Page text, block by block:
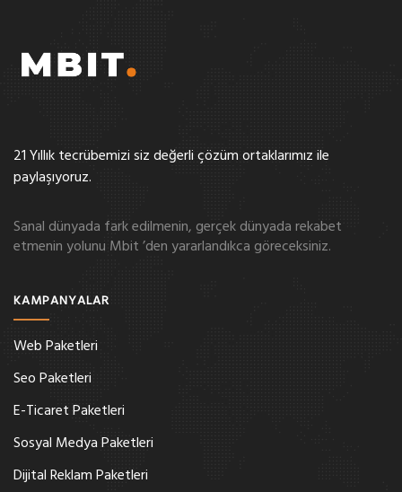
21 Yıllık tecrübemizi siz değerli çözüm ortaklarımız ile
paylaşıyoruz.
Sanal dünyada fark edilmenin, gerçek dünyada rekabet
etmenin yolunu Mbit ’den yararlandıkca göreceksiniz.
KAMPANYALAR
Web Paketleri
Seo Paketleri
E-Ticaret Paketleri
Sosyal Medya Paketleri
Dijital Reklam Paketleri